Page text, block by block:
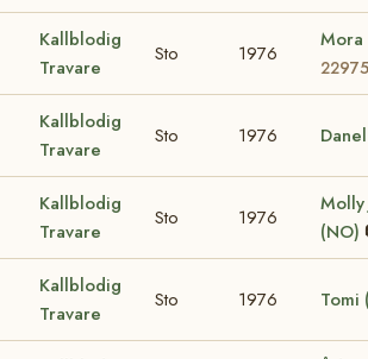
Kallblodig
Travare
Sto 1976
22975
Kallblodig
Travare
Sto 1976
Kallblodig
Travare
Sto 1976
Molly
(NO)
Kallblodig
Travare
Sto 1976 Tomi